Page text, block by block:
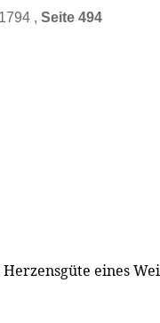
, Seite 494
eines